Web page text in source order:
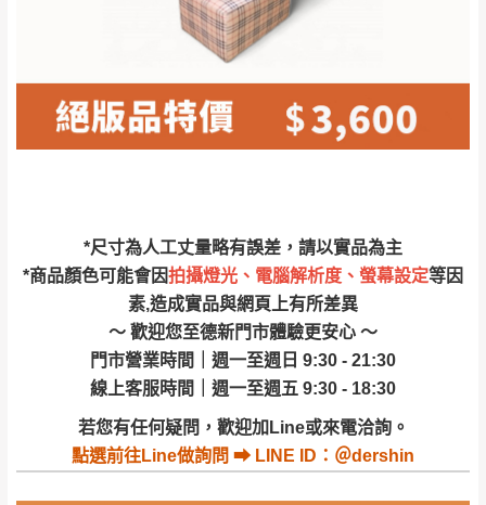
*尺寸為人工丈量略有誤差，請以實品為主
*商品顏色可能會因拍攝燈光、電腦解析度、螢幕設定等因
素,造成實品與網頁上有所差異
～ 歡迎您至德新門市體驗更安心 ～
門市營業時間｜週一至週日 9:30 - 21:30
線上客服時間｜週一至週五 9:30 - 18:30
若您有任何疑問，歡迎加Line或來電洽詢。
點選前往Line做詢問 ⮕ LINE ID：＠dershin
$ 9,000以上：免
運費
NT$500元
＊A108產品另收運費
NT$500元
＊A108產品另收運費
安鄉、大湖鄉、頭
屋、獅潭鄉
配送天數：5~14天
到貨時間：指定送貨日當天以電話聯絡確認
｜周（一）配送部門固定公休無送貨｜
台北市、新北市地區固定每周(三)、(日)兩天收送貨
費用將由買方自行支付。
因大型傢俱有組裝、配送的問題，並非一般
快速到貨商品，無法指定特定時間送達，司
天在家等貨，以節省您的寶貴時間。
由於百貨公司配送較為不易，故暫無法配送
發票寄送：
若您選擇三聯式或索取兩聯式發票，發票將於商品
完成出貨15個工作天另行寄出，另外約加上2~7個
工作天內送達，如遇國定假日將順延寄送。
退換貨說明：
若收到不良品，請於到貨日起七日內通知本
公司客服人員，我們將為您更換新品，運費
皆由本站負責，所有退回及換貨之商品必須
是全新狀態且完整包裝，床墊、床包、枕頭